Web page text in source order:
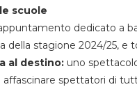
scuole
dedicato a
della stagione 2024/25, e
al destino:uno
affascinare spettatori di